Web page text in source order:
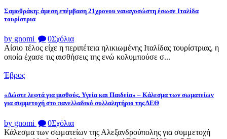
Σαμοθράκη: άμεση επέμβαση 21χρονου ναυαγοσώστη έσωσε Ιταλίδα
τουρίστρια
by gnomi 0Σχόλια
Αίσιο τέλος είχε η περιπέτεια ηλικιωμένης Ιταλίδας τουρίστριας, η
οποία έχασε τις αισθήσεις της ενώ κολυμπούσε σ...
Έβρος
«Δώστε λεφτά για μισθούς, Υγεία και Παιδεία» – Κάλεσμα των σωματείων
για συμμετοχή στο πανελλαδικό συλλαλητήριο της ΔΕΘ
by gnomi 0Σχόλια
Κάλεσμα των σωματείων της Αλεξανδρούπολης για συμμετοχή